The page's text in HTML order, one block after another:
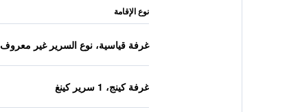
نوع الإقامة
غرفة قياسية، نوع السرير غير معروف
غرفة كينج، 1 سرير كينغ